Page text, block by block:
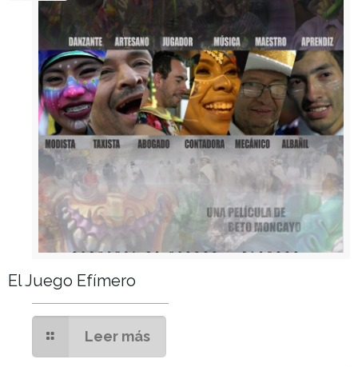
El Juego Efímero
Leer más